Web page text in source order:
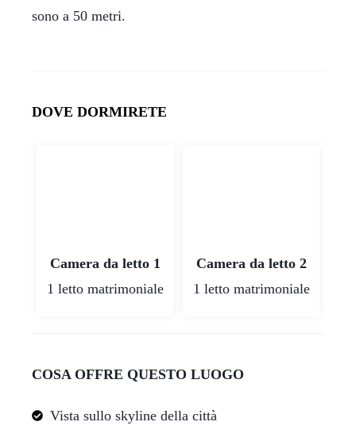
sono a 50 metri.
DOVE DORMIRETE
Camera da letto 1
1 letto matrimoniale
Camera da letto 2
1 letto matrimoniale
COSA OFFRE QUESTO LUOGO
Vista sullo skyline della città